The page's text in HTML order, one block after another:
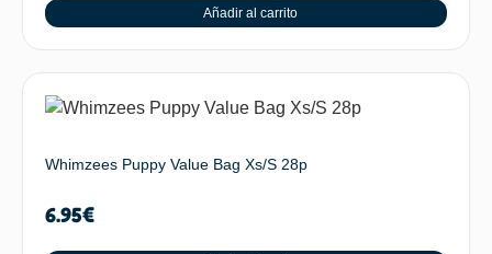
Añadir al carrito
Whimzees Puppy Value Bag Xs/S 28p
6.95€